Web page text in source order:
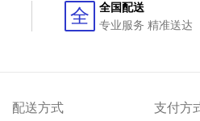
全
全国配送
专业服务 精准送达
配送方式 支付方